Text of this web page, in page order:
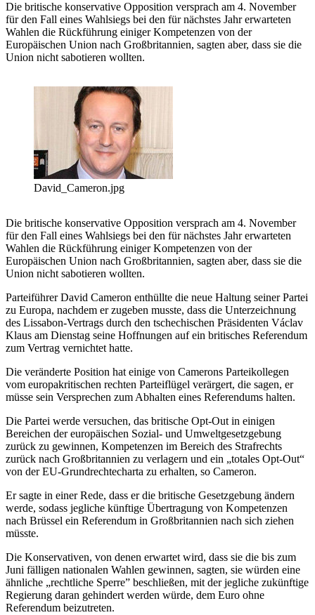
Die britische konservative Opposition versprach am 4. November
für den Fall eines Wahlsiegs bei den für nächstes Jahr erwarteten
Wahlen die Rückführung einiger Kompetenzen von der
Europäischen Union nach Großbritannien, sagten aber, dass sie die
Union nicht sabotieren wollten.
David_Cameron.jpg
Die britische konservative Opposition versprach am 4. November
für den Fall eines Wahlsiegs bei den für nächstes Jahr erwarteten
Wahlen die Rückführung einiger Kompetenzen von der
Europäischen Union nach Großbritannien, sagten aber, dass sie die
Union nicht sabotieren wollten.
Parteiführer David Cameron enthüllte die neue Haltung seiner Partei
zu Europa, nachdem er zugeben musste, dass die Unterzeichnung
des Lissabon-Vertrags durch den tschechischen Präsidenten Václav
Klaus am Dienstag seine Hoffnungen auf ein britisches Referendum
zum Vertrag vernichtet hatte.
Die veränderte Position hat einige von Camerons Parteikollegen
vom europakritischen rechten Parteiflügel verärgert, die sagen, er
müsse sein Versprechen zum Abhalten eines Referendums halten.
Die Partei werde versuchen, das britische Opt-Out in einigen
Bereichen der europäischen Sozial- und Umweltgesetzgebung
zurück zu gewinnen, Kompetenzen im Bereich des Strafrechts
zurück nach Großbritannien zu verlagern und ein „totales Opt-Out“
von der EU-Grundrechtecharta zu erhalten, so Cameron.
Er sagte in einer Rede, dass er die britische Gesetzgebung ändern
werde, sodass jegliche künftige Übertragung von Kompetenzen
nach Brüssel ein Referendum in Großbritannien nach sich ziehen
müsste.
Die Konservativen, von denen erwartet wird, dass sie die bis zum
Juni fälligen nationalen Wahlen gewinnen, sagten, sie würden eine
ähnliche „rechtliche Sperre” beschließen, mit der jegliche zukünftige
Regierung daran gehindert werden würde, dem Euro ohne
Referendum beizutreten.